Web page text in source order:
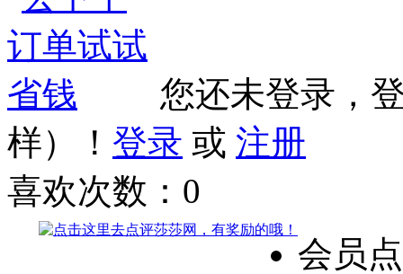
您还未登录，
样）！ 登录 或 注册
喜欢次数： 0
会员